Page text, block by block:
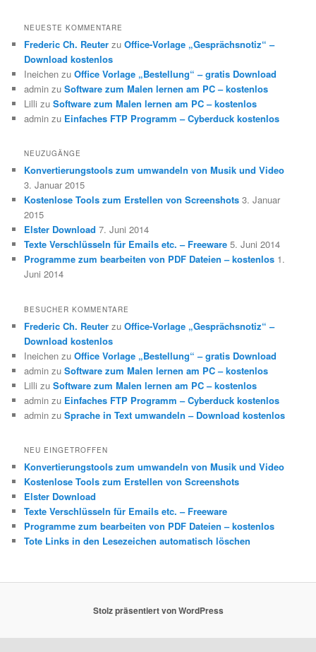
NEUESTE KOMMENTARE
Frederic Ch. Reuter zuOffice-Vorlage „Gesprächsnotiz“ –
Download kostenlos
Ineichen zuOffice Vorlage „Bestellung“ – gratis Download
admin zuSoftware zum Malen lernen am PC – kostenlos
Lilli zuSoftware zum Malen lernen am PC – kostenlos
admin zu Einfaches FTP Programm – Cyberduck kostenlos
NEUZUGÄNGE
Konvertierungstools zum umwandeln von Musik und Video
3. Januar 2015
Kostenlose Tools zum Erstellen von Screenshots 3. Januar
2015
Elster Download 7. Juni 2014
Texte Verschlüsseln für Emails etc. – Freeware 5. Juni 2014
Programme zum bearbeiten von PDF Dateien – kostenlos 1.
Juni 2014
BESUCHER KOMMENTARE
Frederic Ch. Reuter zuOffice-Vorlage „Gesprächsnotiz“ –
Download kostenlos
Ineichen zuOffice Vorlage „Bestellung“ – gratis Download
admin zuSoftware zum Malen lernen am PC – kostenlos
Lilli zuSoftware zum Malen lernen am PC – kostenlos
admin zu Einfaches FTP Programm – Cyberduck kostenlos
admin zuSprache in Text umwandeln – Download kostenlos
NEU EINGETROFFEN
Konvertierungstools zum umwandeln von Musik und Video
Kostenlose Tools zum Erstellen von Screenshots
Elster Download
Texte Verschlüsseln für Emails etc. – Freeware
Programme zum bearbeiten von PDF Dateien – kostenlos
Tote Links in den Lesezeichen automatisch löschen
Stolz präsentiert von WordPress